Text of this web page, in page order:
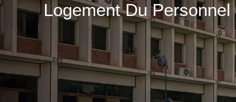
Logement Du Personnel